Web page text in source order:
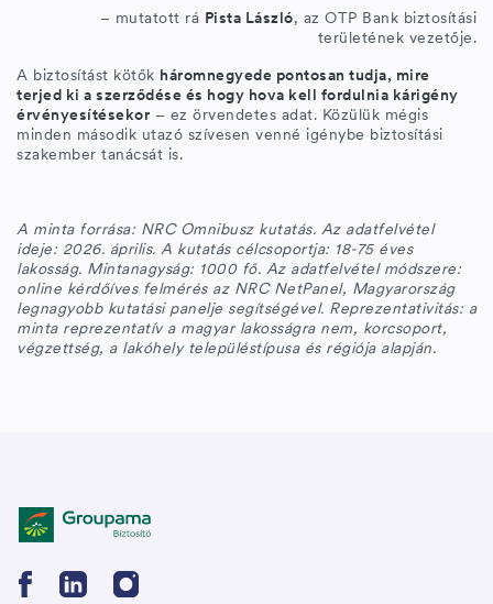
– mutatott rá Pista László, az OTP Bank biztosítási
területének vezetője.
A biztosítást kötők háromnegyede pontosan tudja, mire
terjed ki a szerződése és hogy hova kell fordulnia kárigény
érvényesítésekor – ez örvendetes adat. Közülük mégis
minden második utazó szívesen venné igénybe biztosítási
szakember tanácsát is.
A minta forrása: NRC Omnibusz kutatás. Az adatfelvétel
ideje: 2026. április. A kutatás célcsoportja: 18-75 éves
lakosság. Mintanagyság: 1000 fő. Az adatfelvétel módszere:
online kérdőíves felmérés az NRC NetPanel, Magyarország
legnagyobb kutatási panelje segítségével. Reprezentativitás: a
minta reprezentatív a magyar lakosságra nem, korcsoport,
végzettség, a lakóhely településtípusa és régiója alapján.